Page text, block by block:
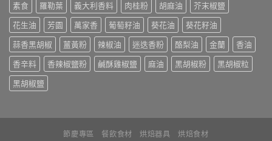
素食
羅勒葉 義大利香料 肉桂粉 胡麻油
芥末椒鹽
花生油
芳園 萬家香 葡萄籽油 葵花油
葵花籽油
蒜香黑胡椒
薑黃粉 辣椒油 迷迭香粉 酪梨油 金蘭
香油
香辛料
香辣椒鹽粉 鹹酥雞椒鹽 麻油 黑胡椒粉
黑胡椒粒
黑胡椒鹽
節慶專區 餐飲食材 烘焙器具 烘焙食材